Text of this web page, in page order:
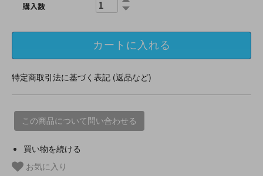
購入数
特定商取引法に基づく表記 (返品など)
この商品について問い合わせる
買い物を続ける
お気に入り